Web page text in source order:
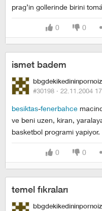
prag’in gollerinde birini
0 0
ismet badem
#30198 · 22.11.2004
besiktas-fenerbahce
ve beni uzen, kiran,
basketbol programi yapiyor.
0 0
temel fıkraları